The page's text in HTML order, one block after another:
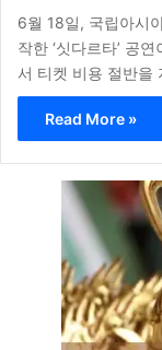
6월 18일, 국립아시
작한 ‘싯다르타’ 공
서 티켓 비용 절반을
Read More »